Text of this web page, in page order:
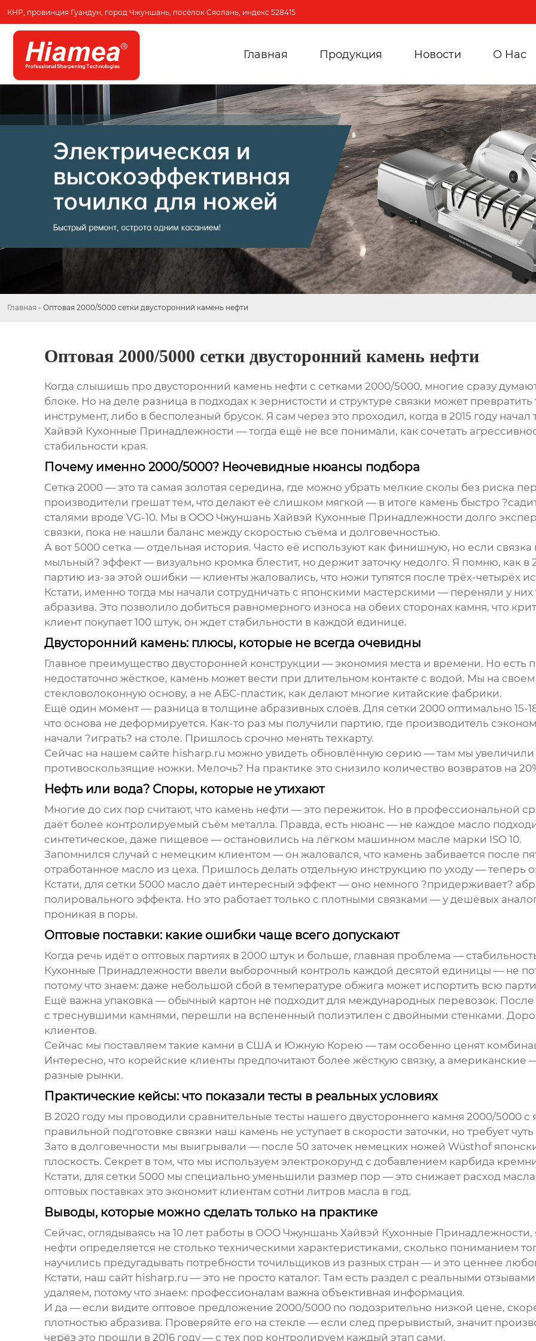
КНР, провинция Гуандун, город Чжуншань, посёлок Сяолань, индекс 528415
Главная Продукция Новости О Hас
Главная - Оптовая 2000/5000 сетки двусторонний камень нефти
Оптовая 2000/5000 сетки двусторонний камень нефти
Когда слышишь про двусторонний камень нефти с сетками 2000/5000, многие сразу
блоке. Но на деле разница в подходах к зернистости и структуре связки может
инструмент, либо в бесполезный брусок. Я сам через это проходил, когда в 2015 году
Хайвэй Кухонные Принадлежности — тогда ещё не все понимали, как сочетать
стабильности края.
Почему именно 2000/5000? Неочевидные нюансы подбора
Сетка 2000 — это та самая золотая середина, где можно убрать мелкие сколы без риска
производители грешат тем, что делают её слишком мягкой — в итоге камень быстро
сталями вроде VG-10. Мы в ООО Чжуншань Хайвэй Кухонные Принадлежности долго
связки, пока не нашли баланс между скоростью съёма и долговечностью.
А вот 5000 сетка — отдельная история. Часто её используют как финишную, но если связка
мыльный? эффект — визуально кромка блестит, но держит заточку недолго. Я помню, как в
партию из-за этой ошибки — клиенты жаловались, что ножи тупятся после трёх-четырёх
Кстати, именно тогда мы начали сотрудничать с японскими мастерскими — переняли у
абразива. Это позволило добиться равномерного износа на обеих сторонах камня, что
клиент покупает 100 штук, он ждет стабильности в каждой единице.
Двусторонний камень: плюсы, которые не всегда очевидны
Главное преимущество двусторонней конструкции — экономия места и времени. Но есть
недостаточно жёсткое, камень может вести при длительном контакте с водой. Мы на
стекловолоконную основу, а не АБС-пластик, как делают многие китайские фабрики.
Ещё один момент — разница в толщине абразивных слоёв. Для сетки 2000 оптимально 15-
что основа не деформируется. Как-то раз мы получили партию, где производитель
начали ?играть? на столе. Пришлось срочно менять техкарту.
Сейчас на нашем сайте hisharp.ru можно увидеть обновлённую серию — там мы
противоскользящие ножки. Мелочь? На практике это снизило количество возвратов на
Нефть или вода? Споры, которые не утихают
Многие до сих пор считают, что камень нефти — это пережиток. Но в профессиональной
даёт более контролируемый съём металла. Правда, есть нюанс — не каждое масло
синтетическое, даже пищевое — остановились на лёгком машинном масле марки ISO 10.
Запомнился случай с немецким клиентом — он жаловался, что камень забивается после
отработанное масло из цеха. Пришлось делать отдельную инструкцию по уходу — теперь
Кстати, для сетки 5000 масло даёт интересный эффект — оно немного ?придерживает?
полировального эффекта. Но это работает только с плотными связками — у дешёвых
проникая в поры.
Оптовые поставки: какие ошибки чаще всего допускают
Когда речь идёт о оптовых партияхв 2000 штук и больше, главная проблема —
Кухонные Принадлежности ввели выборочный контроль каждой десятой единицы — не
потому что знаем: даже небольшой сбой в температуре обжига может испортить всю
Ещё важна упаковка — обычный картон не подходит для международных перевозок. После
с треснувшими камнями, перешли на вспененный полиэтилен с двойными стенками.
клиентов.
Сейчас мы поставляем такие камни в США и Южную Корею — там особенно ценят
Интересно, что корейские клиенты предпочитают более жёсткую связку, а американские
разные рынки.
Практические кейсы: что показали тесты в реальных условиях
В 2020 году мы проводили сравнительные тесты нашего двустороннего камня 2000/5000с
правильной подготовке связки наш камень не уступает в скорости заточки, но требует
Зато в долговечности мы выигрывали — после 50 заточек немецких ножей Wüsthof
плоскость. Секрет в том, что мы используем электрокорунд с добавлением карбида
Кстати, для сетки 5000 мы специально уменьшили размер пор — это снижает расход
оптовых поставках это экономит клиентам сотни литров масла в год.
Выводы, которые можно сделать только на практике
Сейчас, оглядываясь на 10 лет работы в ООО Чжуншань Хайвэй Кухонные Принадлежности,
нефти определяется не столько техническими характеристиками, сколько пониманием
научились предугадывать потребности точильщиков из разных стран — и это ценнее
Кстати, наш сайт hisharp.ru — это не просто каталог. Там есть раздел с реальными
удаляем, потому что знаем: профессионалам важна объективная информация.
И да — если видите оптовое предложение 2000/5000по подозрительно низкой цене,
плотностью абразива. Проверяйте его на стекле — если след прерывистый, значит
через это прошли в 2016 году — с тех пор контролируем каждый этап сами.